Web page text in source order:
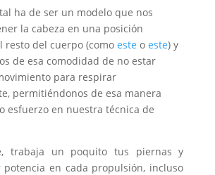
ha de ser un modelo que nos
la cabeza en una posición
resto del cuerpo (como este o este) y
de esa comodidad de no estar
para respirar
permitiéndonos de esa manera
esfuerzo en nuestra técnica de
trabaja un poquito tus piernas y
potencia en cada propulsión, incluso